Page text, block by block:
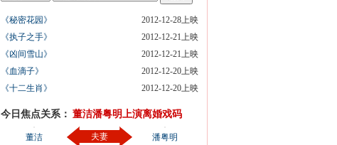
《秘密花园》
2012-12-28上映
《执子之手》
2012-12-21上映
《凶间雪山》
2012-12-21上映
《血滴子》
2012-12-20上映
《十二生肖》
2012-12-20上映
今日焦点关系： 董洁潘粤明上演离婚戏码
董洁 夫妻 潘粤明